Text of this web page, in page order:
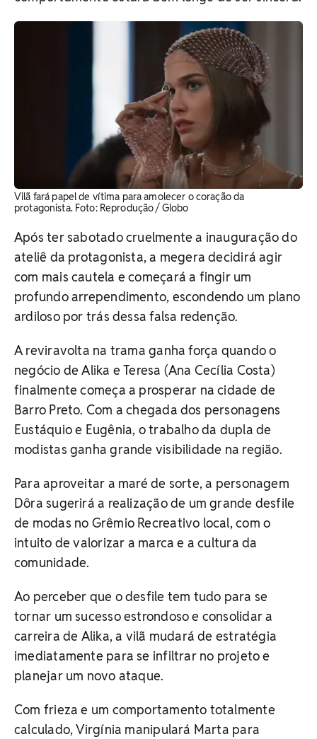
Vilã fará papel de vítima para amolecer o coração da
protagonista. ​Foto: Reprodução / Globo
Após ter sabotado cruelmente a inauguração do
ateliê da protagonista, a megera decidirá agir
com mais cautela e começará a fingir um
profundo arrependimento, escondendo um plano
ardiloso por trás dessa falsa redenção.
A reviravolta na trama ganha força quando o
negócio de Alika e Teresa (Ana Cecília Costa)
finalmente começa a prosperar na cidade de
Barro Preto. Com a chegada dos personagens
Eustáquio e Eugênia, o trabalho da dupla de
modistas ganha grande visibilidade na região.
Para aproveitar a maré de sorte, a personagem
Dôra sugerirá a realização de um grande desfile
de modas no Grêmio Recreativo local, com o
intuito de valorizar a marca e a cultura da
comunidade.
Ao perceber que o desfile tem tudo para se
tornar um sucesso estrondoso e consolidar a
carreira de Alika, a vilã mudará de estratégia
imediatamente para se infiltrar no projeto e
planejar um novo ataque.
Com frieza e um comportamento totalmente
calculado, Virgínia manipulará Marta para